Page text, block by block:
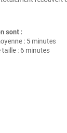
sont :
: 5 minutes
taille : 6 minutes